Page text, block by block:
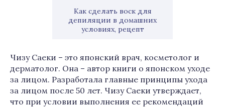
Как сделать воск для
депиляции в домашних
условиях, рецепт
Чизу Саеки – это японский врач, косметолог и
дерматолог. Она – автор книги о японском уходе
за лицом. Разработала главные принципы ухода
за лицом после 50 лет. Чизу Саеки утверждает,
что при условии выполнения ее рекомендаций